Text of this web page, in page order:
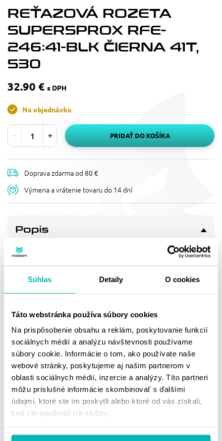
Súhlas Detaily O cookies
Táto webstránka používa súbory cookies
Na prispôsobenie obsahu a reklám, poskytovanie funkcií
sociálnych médií a analýzu návštevnosti používame
súbory cookie. Informácie o tom, ako používate naše
webové stránky, poskytujeme aj našim partnerom v
oblasti sociálnych médií, inzercie a analýzy. Títo partneri
môžu príslušné informácie skombinovať s ďalšími
údajmi, ktoré ste im poskytli alebo ktoré od vás získali,
keď ste používali ich služby.
REŤAZOVÁ ROZETA
SUPERSPROX RFE-
246:41-BLK ČIERNA 41T,
530
32.90 € s DPH
Na objednávku
PRIDAŤ DO KOŠÍKA
Doprava zdarma od 80 €
Výmena a vrátenie tovaru do 14 dní
Popis
REŤAZOVÁ ROZETA
SUPERSPROX RFE-246:41-BLK
Pevnější zuby = vyšší životnost řetězové sady až o 10%.
Rozeta 41z, řetěz 530.
MOHLO BY SA VÁM
PÁČIŤ